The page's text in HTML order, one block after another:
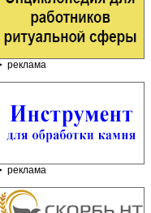
реклама
реклама